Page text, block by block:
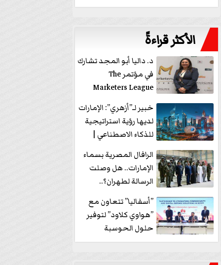
من...
الأكثر قراءةً
د. داليا أبو المجد تشارك
في مؤتمر The
Marketers League
وتدير جلسة...
خبير لـ”أزهري”: الإمارات
لديها رؤية استراتيجية
للذكاء الاصطناعي |
الرافال المصرية بسماء
الإمارات.. هل وصلت
الرسالة لطهران؟..
”ماعت جروب” تُجيب؟
|...
”أسفاليا” تتعاون مع
”هواوي كلاود” لتوفير
حلول الحوسبة
السحابية والأمن